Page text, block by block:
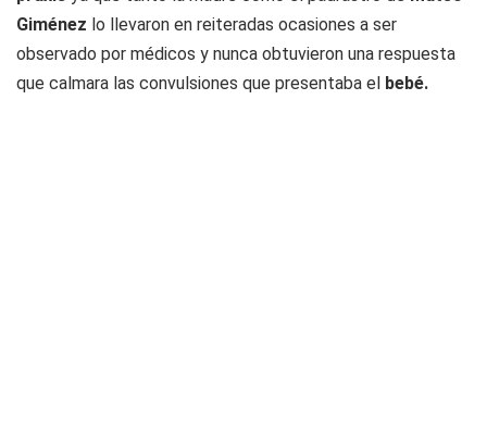
Giménez lo llevaron en reiteradas ocasiones a ser
observado por médicos y nunca obtuvieron una respuesta
que calmara las convulsiones que presentaba el bebé.